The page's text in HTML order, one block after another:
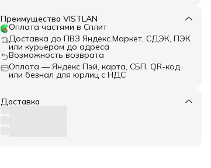
Преимущества VISTLAN
Оплата частями в Сплит
Доставка до ПВЗ Яндекс.Маркет, СДЭК, ПЭК
или курьером до адреса
Возможность возврата
Оплата — Яндекс Пэй, карта, СБП, QR-код
или безнал для юрлиц с НДС
Доставка